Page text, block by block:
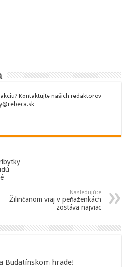
Kontaktujte našich redaktorov
Nasledujúce
Žilinčanom vraj v peňaženkách
zostáva najviac
Budatínskom hrade!